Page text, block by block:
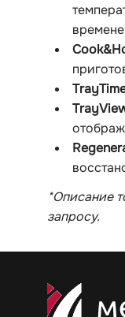
*Описание
запросу.